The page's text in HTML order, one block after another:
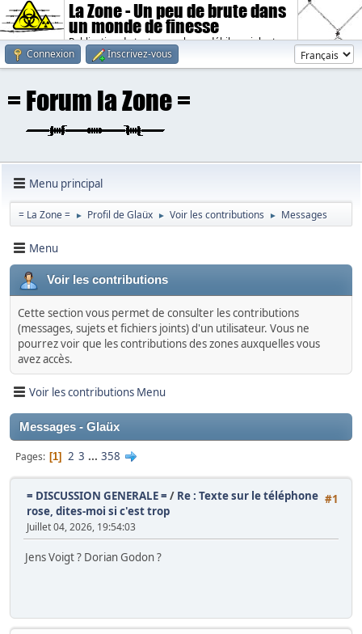
La Zone - Un peu de brute dans
un monde de finesse
Publication de textes sombres, débiles, violents.
Connexion
Inscrivez-vous
Menu principal
= La Zone = ► Profil de Glaüx ► Voir les contributions ► Messages
Menu
Voir les contributions
Cette section vous permet de consulter les contributions
(messages, sujets et fichiers joints) d'un utilisateur. Vous ne
pourrez voir que les contributions des zones auxquelles vous
avez accès.
Voir les contributions Menu
Messages - Glaüx
Pages 1 2 3 ... 358
#1
= DISCUSSION GENERALE = / Re : Texte sur le téléphone
rose, dites-moi si c'est trop
Juillet 04, 2026, 19:54:03
Jens Voigt ? Dorian Godon ?